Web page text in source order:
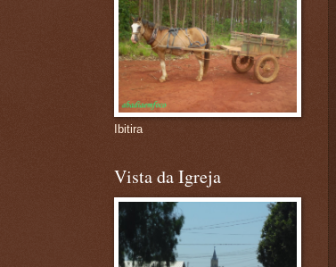
Ibitira
Vista da Igreja